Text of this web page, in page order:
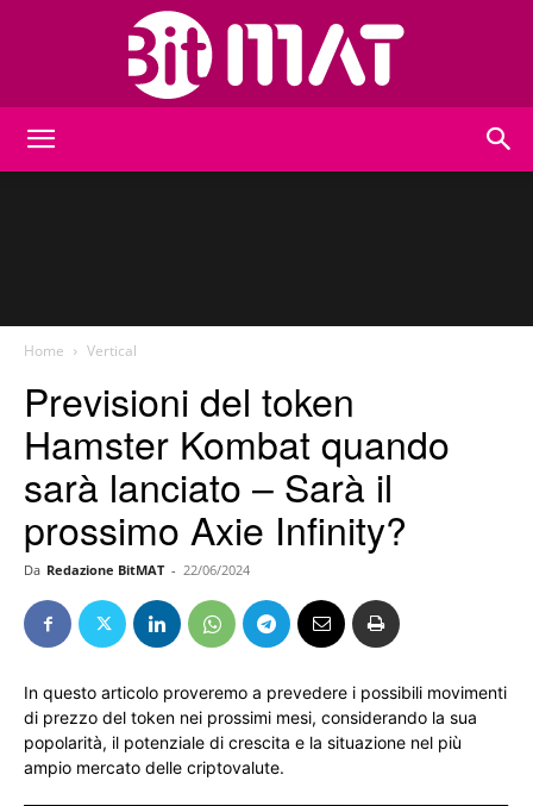
Home Vertical
Previsioni del token
Hamster Kombat quando
sarà lanciato – Sarà il
prossimo Axie Infinity?
Da Redazione BitMAT - 22/06/2024
In questo articolo proveremo a prevedere i possibili movimenti
di prezzo del token nei prossimi mesi, considerando la sua
popolarità, il potenziale di crescita e la situazione nel più
ampio mercato delle criptovalute.